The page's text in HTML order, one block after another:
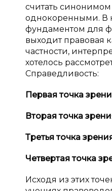
считать синонимом
однокоренными. В
фундаментом для
выходит правовая
частности,
хотелось
Справедливость:
Первая точка
Вторая точка
Третья точка
Четвертая точка
Исходя из этих